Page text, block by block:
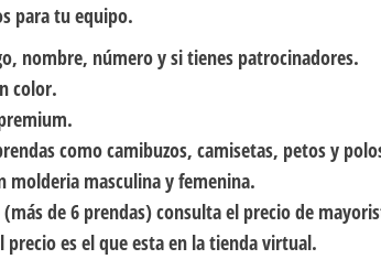
para tu equipo.
nombre, número y si tienes patrocinadores.
color.
como camibuzos, camisetas, petos y
molderia masculina y femenina.
de 6 prendas) consulta el precio de
precio es el que esta en la tienda virtual.